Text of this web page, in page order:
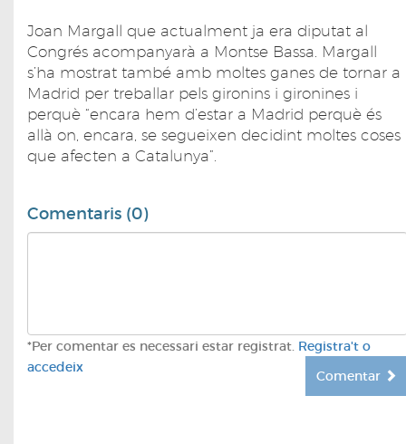
Joan Margall que actualment ja era diputat al
Congrés acompanyarà a Montse Bassa. Margall
s’ha mostrat també amb moltes ganes de tornar a
Madrid per treballar pels gironins i gironines i
perquè “encara hem d’estar a Madrid perquè és
allà on, encara, se segueixen decidint moltes coses
que afecten a Catalunya”.
Comentaris (0)
*Per comentar es necessari estar registrat. Registra't o
accedeix
Comentar